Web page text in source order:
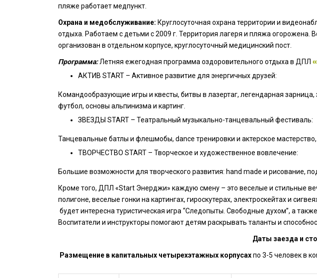
пляже работает медпункт.
Охрана и медобслуживание: Круглосуточная охрана территории и
отдыха. Работаем с детьми с 2009 г. Территория лагеря и пляжа
организован в отдельном корпусе, круглосуточный медицинский пост.
Программа:Летняя ежегодная программа оздоровительного отдыха в ДПЛ
АКТИВ START – Активное развитие для энергичных друзей:
Командообразующие игры и квесты, битвы в лазертаг, легендарная
футбол, основы альпинизма и картинг.
ЗВЕЗДЫ START – Театральный музыкально-танцевальный фестиваль:
Танцевальные батлы и флешмобы, dance тренировки и актерское
ТВОРЧЕСТВО START – Творческое и художественное вовлечение:
Большие возможности для творческого развития: hand made и рисование,
Кроме того, ДПЛ «Start Энерджи» каждую смену – это веселые и стильные
полигоне, веселые гонки на картингах, гироскутерах, электроскейтах и
будет интересна туристическая игра “Следопыты. Свободные духом”, а
Воспитатели и инструкторы помогают детям раскрывать таланты и
Даты заезда и
Размещение в капитальных четырехэтажных корпусахпо 3-5 человек в